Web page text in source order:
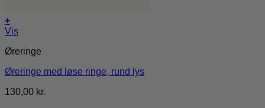
+
Vis
Øreringe
Øreringe med løse ringe, rund lys
130,00 kr.